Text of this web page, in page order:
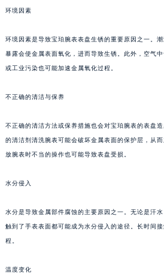
环境因素
环境因素是导致宝珀腕表表盘生锈的重要原因之一。
暴露会使金属表面氧化，进而导致生锈。此外，空气
或工业污染也可能加速金属氧化过程。
不正确的清洁与保养
不正确的清洁方法或保养措施也会对宝珀腕表的表盘
的清洁剂清洗腕表可能会破坏金属表面的保护层，从
放腕表时不当的操作也可能导致表盘受损。
水分侵入
水分是导致金属部件腐蚀的主要原因之一。无论是汗
触到了手表表面都可能成为水分侵入的途径。长时间
程。
温度变化